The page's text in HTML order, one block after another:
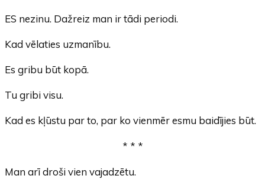
ES nezinu. Dažreiz man ir tādi periodi.
Kad vēlaties uzmanību.
Es gribu būt kopā.
Tu gribi visu.
Kad es kļūstu par to, par ko vienmēr esmu baidījies būt.
* * *
Man arī droši vien vajadzētu.